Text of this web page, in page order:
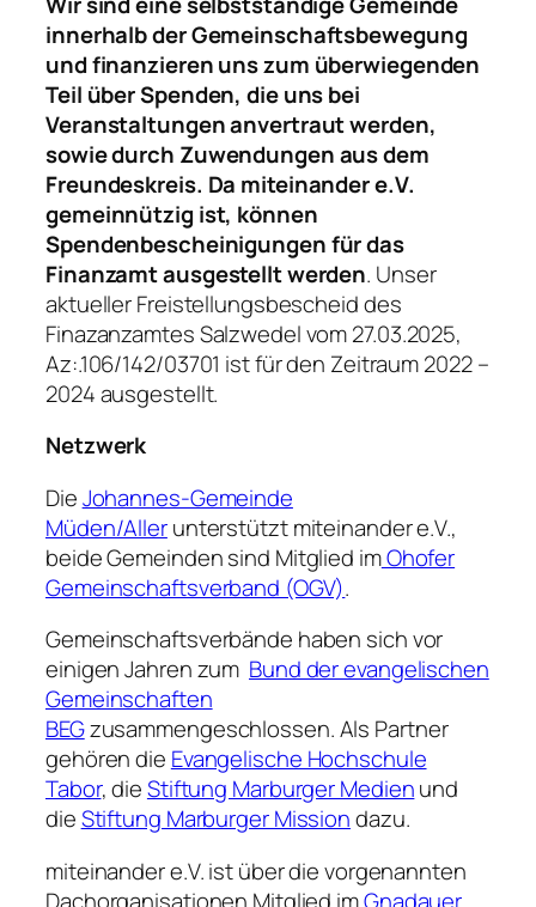
innerhalb der Gemeinschaftsbewegung
und finanzieren uns zum überwiegenden
Teil über Spenden, die uns bei
Veranstaltungen anvertraut werden,
sowie durch Zuwendungen aus dem
Freundeskreis. Da miteinander e.V.
gemeinnützig ist, können
Spendenbescheinigungen für das
Finanzamt ausgestellt werden. Unser
aktueller Freistellungsbescheid des
Finazanzamtes Salzwedel vom 27.03.2025,
Az:.106/142/03701 ist für den Zeitraum 2022 –
2024 ausgestellt.
Netzwerk
DieJohannes-Gemeinde
Müden/Allerunterstützt miteinander e.V.,
beide Gemeinden sind Mitglied imOhofer
Gemeinschaftsverband (OGV).
Gemeinschaftsverbände haben sich vor
einigen Jahren zum Bund der evangelischen
Gemeinschaften
BEGzusammengeschlossen. Als Partner
gehören die Evangelische Hochschule
Tabor, dieStiftung Marburger Medienund
dieStiftung Marburger Missiondazu.
miteinander e.V. ist über die vorgenannten
Dachorganisationen Mitglied imGnadauer